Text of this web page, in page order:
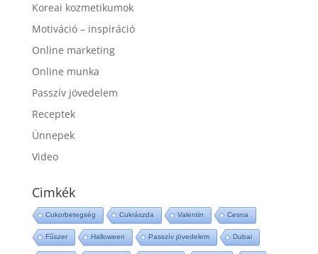
Koreai kozmetikumok
Motiváció – inspiráció
Online marketing
Online munka
Passzív jövedelem
Receptek
Ünnepek
Video
Cimkék
Cukorbetegség Cukrászda Valentin Cesna
Fűszer Halloween Passzív jövedelem Dubai